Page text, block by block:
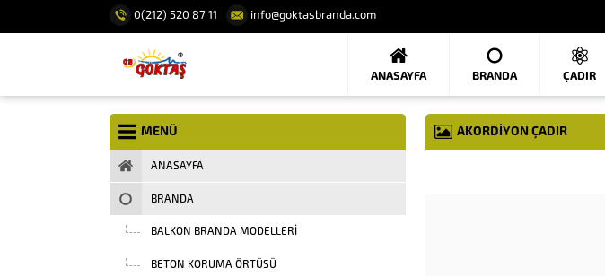
0(212) 520 87 11 info@goktasbranda.com
ANASAYFA BRANDA ÇADIR
AKORDIYON ÇADIR
MENÜ
ANASAYFA
BRANDA
BALKON BRANDA MODELLERI
BETON KORUMA ÖRTÜSÜ